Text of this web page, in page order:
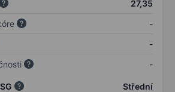
27,35
-
-
-
Střední